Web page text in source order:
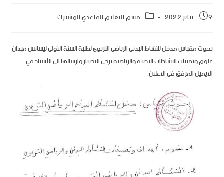
9 يناير 2022
قسم التعليم القاعدي المشترك
بحوث مقياس مدخل للنشاط البدني الرياضي التربوي لطلبة السنة الأولى ليسانس ميدان
علوم وتقنيات النشاطات البدنية والرياضية يرجى الاختيار وارسالها الى الأستاذ في
الايميل المرفق في الاعلان.